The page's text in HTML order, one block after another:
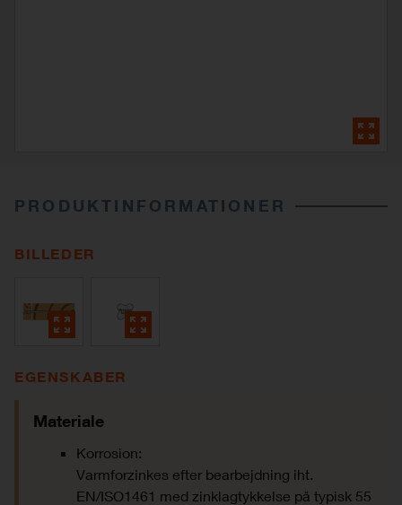
PRODUKTINFORMATIONER
BILLEDER
EGENSKABER
Materiale
Korrosion:
Varmforzinkes efter bearbejdning iht.
EN/ISO1461 med zinklagtykkelse på typisk 55